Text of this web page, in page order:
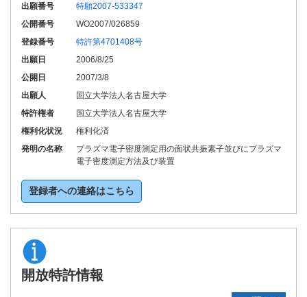
出願番号
特願2007-533347
公開番号
WO2007/026859
登録番号
特許第4701408号
出願日
2006/8/25
公開日
2007/3/8
出願人
国立大学法人名古屋大学
特許権者
国立大学法人名古屋大学
権利化状況
権利化済
発明の名称
プラズマ電子密度測定用の面状共振素子並びにプラズマ
電子密度測定方法及び装置
登録者への連絡はこちら
開放特許情報